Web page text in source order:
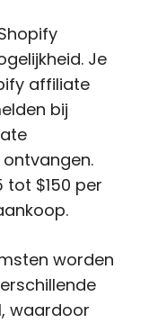
Je
affiliate
bij
$150 per
worden
waardoor